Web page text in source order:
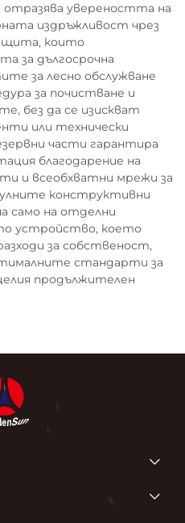
увереността на
издръжливост чрез
които
за дългосрочна
за лесно обслужване
за почистване и
без да се изискват
или технически
части гарантира
благодарение на
и всеобхватни мрежи за
конструктивни
само на отделни
устройство, което
за собственост,
стандарти за
продължителен